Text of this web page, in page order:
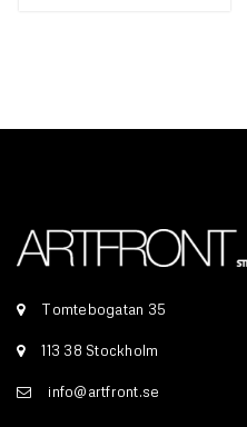
Tomtebogatan 35
113 38 Stockholm
info@artfront.se